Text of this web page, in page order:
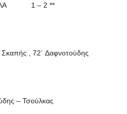
1 – 2 **
, 72΄ Δαφνοτούδης
– Τσούλκας